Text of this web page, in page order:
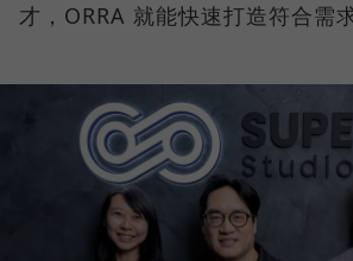
才，ORRA 就能快速打造符合需